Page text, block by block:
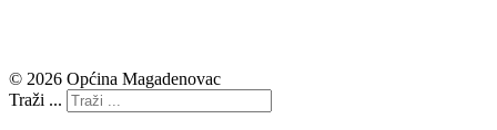
© 2026 Općina Magadenovac
Traži ...